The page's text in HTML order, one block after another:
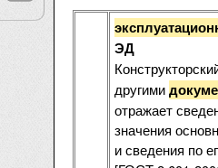
ЭД
другими
отражает
значения
и сведения по